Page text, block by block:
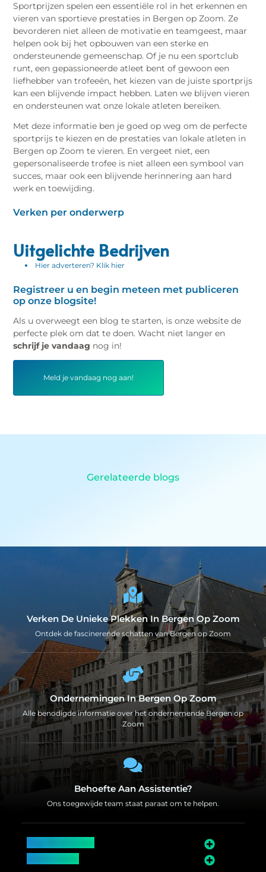
Sportprijzen spelen een essentiële rol in het erkennen en
vieren van sportieve prestaties in Bergen op Zoom. Ze
bevorderen niet alleen de motivatie en teamgeest, maar
helpen ook bij het opbouwen van een sterke en
ondersteunende gemeenschap. Of je nu een sportclub
runt, een gepassioneerde atleet bent of gewoon een
liefhebber van trofeeën, het kiezen van de juiste sportprijs
kan een blijvende impact hebben. Laten we blijven vieren
en ondersteunen wat onze lokale atleten bereiken.
Met deze informatie ben je goed op weg om de perfecte
sportprijs te kiezen en de prestaties van lokale atleten in
Bergen op Zoom te vieren. En vergeet niet, een
gepersonaliseerde trofee is niet alleen een symbool van
succes, maar ook een blijvende herinnering aan hard
werk en toewijding.
Verken per onderwerp
Uitgelichte Bedrijven
Hier adverteren? Klik hier
Registreer u en begin meteen met publiceren
op onze blogsite!
Als u overweegt een blog te starten, is onze website de
perfecte plek om dat te doen. Wacht niet langer en
schrijf je vandaag nog in!
Meld je vandaag nog aan!
Gerelateerde blogs
Verken De Unieke Plekken In Bergen Op Zoom
Ontdek de fascinerende schatten van Bergen op Zoom
Ondernemingen In Bergen Op Zoom
Alle benodigde informatie over het ondernemende Bergen op
Zoom
Behoefte Aan Assistentie?
Ons toegewijde team staat paraat om te helpen.